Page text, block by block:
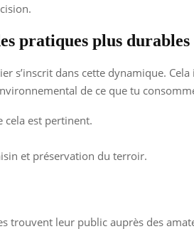
pratiques plus durables
s’inscrit dans cette dynamique.
de ce que tu
est pertinent.
et préservation du terroir.
trouvent leur public auprès des